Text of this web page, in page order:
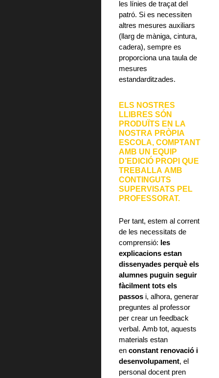
les línies de traçat del
patró. Si es necessiten
altres mesures auxiliars
(llarg de màniga, cintura,
cadera), sempre es
proporciona una taula de
mesures
estandarditzades.
ELS NOSTRES
LLIBRES SÓN
PRODUÏTS EN LA
NOSTRA PRÒPIA
ESCOLA, COMPTANT
AMB UN EQUIP
D’EDICIÓ PROPI QUE
TREBALLA AMB
CONTINGUTS
SUPERVISATS PEL
PROFESSORAT.
Per tant, estem al corrent
de les necessitats de
comprensió: les
explicacions estan
dissenyades perquè els
alumnes puguin seguir
fàcilment tots els
passos i, alhora, generar
preguntes al professor
per crear un feedback
verbal. Amb tot, aquests
materials estan
enconstant renovació i
desenvolupament, el
personal docent pren